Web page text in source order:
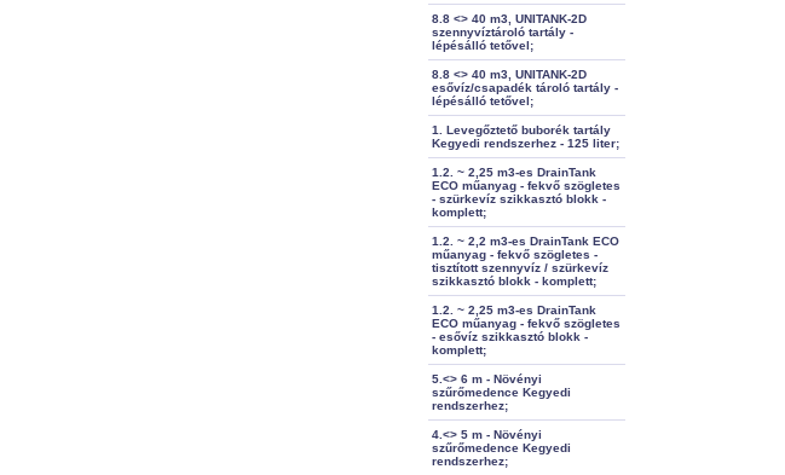
8.8 <> 40 m3, UNITANK-2D
szennyvíztároló tartály -
lépésálló tetővel;
8.8 <> 40 m3, UNITANK-2D
esővíz/csapadék tároló tartály -
lépésálló tetővel;
1. Levegőztető buborék tartály
Kegyedi rendszerhez - 125 liter;
1.2. ~ 2,25 m3-es DrainTank
ECO műanyag - fekvő szögletes
- szürkevíz szikkasztó blokk -
komplett;
1.2. ~ 2,2 m3-es DrainTank ECO
műanyag - fekvő szögletes -
tisztított szennyvíz / szürkevíz
szikkasztó blokk - komplett;
1.2. ~ 2,25 m3-es DrainTank
ECO műanyag - fekvő szögletes
- esővíz szikkasztó blokk -
komplett;
5.<> 6 m - Növényi
szűrőmedence Kegyedi
rendszerhez;
4.<> 5 m - Növényi
szűrőmedence Kegyedi
rendszerhez;